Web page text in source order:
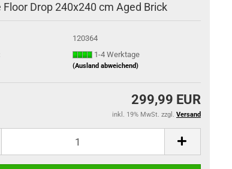
Floor Drop 240x240 cm Aged Brick
120364
1-4 Werktage
(Ausland abweichend)
299,99 EUR
inkl. 19% MwSt. zzgl. Versand